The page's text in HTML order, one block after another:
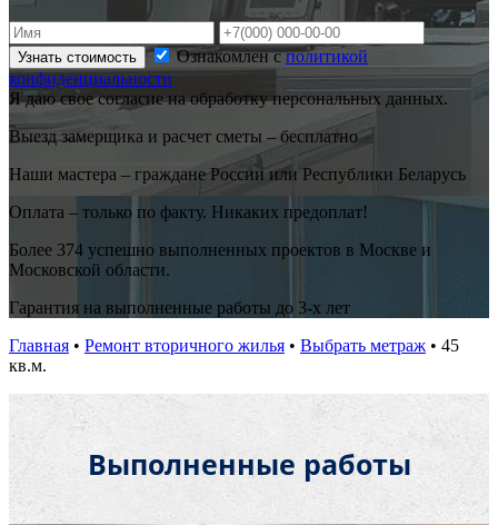
Узнать стоимость Ознакомлен сполитикой
конфиденциальности
Я даю свое согласие на обработку персональных данных.
Выезд замерщика и расчет сметы – бесплатно
Наши мастера – граждане России или Республики Беларусь
Оплата – только по факту. Никаких предоплат!
Более 374 успешно выполненных проектов в Москве и
Московской области.
Гарантия на выполненные работы до 3-х лет
Главная • Ремонт вторичного жилья • Выбрать метраж • 45
кв.м.